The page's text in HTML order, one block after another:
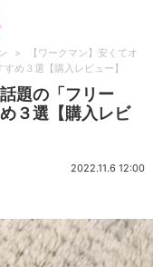
>
【ワークマン】安くてオ
め３選【購入レビュー】
題の「フリー
３選【購入レビ
2022.11.6 12:00